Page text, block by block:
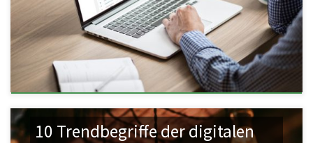
10 Trendbegriffe der digitalen